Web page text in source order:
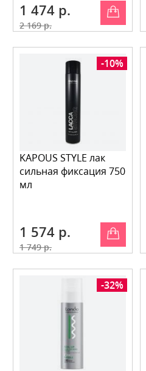
1 474 р.
2 169 р.
-10%
KAPOUS STYLE лак
сильная фиксация 750
мл
1 574 р.
1 749 р.
-32%